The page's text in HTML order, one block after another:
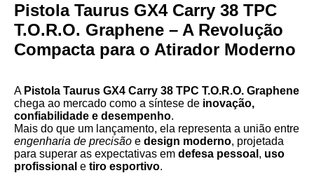
Pistola Taurus GX4 Carry 38 TPC
T.O.R.O. Graphene – A Revolução
Compacta para o Atirador Moderno
A Pistola Taurus GX4 Carry 38 TPC T.O.R.O. Graphene
chega ao mercado como a síntese de inovação,
confiabilidade e desempenho.
Mais do que um lançamento, ela representa a união entre
engenharia de precisão e design moderno, projetada
para superar as expectativas em defesa pessoal , uso
profissional e tiro esportivo.